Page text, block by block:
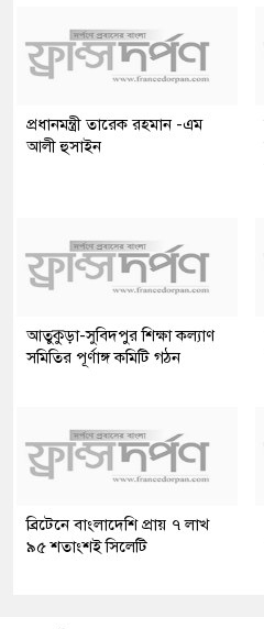
প্রধানমন্ত্রী তারেক রহমান -এম
আলী হুসাইন
আতুকুড়া-সুবিদপুর শিক্ষা কল্যাণ
সমিতির পূর্ণাঙ্গ কমিটি গঠন
ব্রিটেনে বাংলাদেশি প্রায় ৭ লাখ
৯৫ শতাংশই সিলেটি